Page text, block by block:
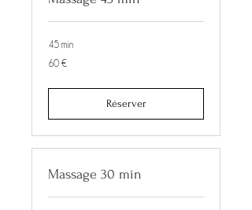
45 min
60
euros
60 €
Réserver
Massage 30 min